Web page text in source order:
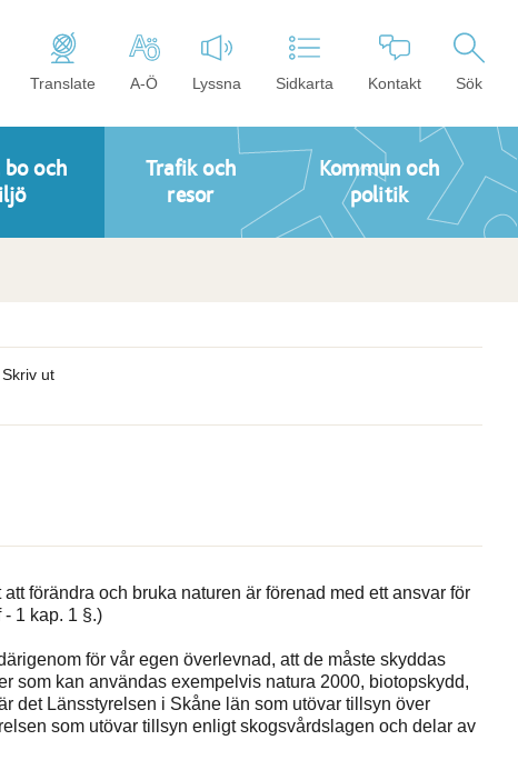
Translate A-Ö Lyssna Sidkarta Kontakt Sök
bo och
Trafik och
resor
Kommun och
politik
Skriv ut
förändra och bruka naturen är förenad med ett ansvar för
1 kap. 1 §.)
för vår egen överlevnad, att de måste skyddas
som kan användas exempelvis natura 2000, biotopskydd,
det Länsstyrelsen i Skåne län som utövar tillsyn över
som utövar tillsyn enligt skogsvårdslagen och delar av